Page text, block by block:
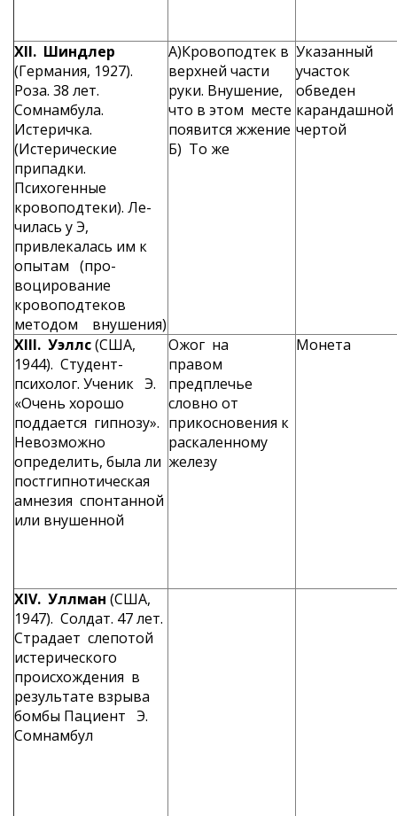
XII. Шиндлер
(Германия, 1927).
Роза. 38 лет.
Сомнамбула.
Истеричка.
(Истерические
припадки.
Психогенные
кровоподтеки). Ле­
чилась у Э,
привлека­лась им к
опытам (про­
воцирование
кровоподте­ков
методом внушения)
А)Кровоподтек в
верхней части
руки. Внушение,
что в этом месте
появится жжение
Б) То же
Указанный
участок
обведен
карандашной
чертой
XIII. Уэллс(США,
1944). Студент-
психолог. Уче­ник Э.
«Очень хорошо
поддается гипнозу».
Невозможно
определить, была ли
постгипнотиче­ская
амнезия спонтанной
или внушенной
Ожог на
правом
предплечье
словно от
прикос­новения к
раска­ленному
железу
Монета
XIV. Уллман (США,
1947). Солдат. 47 лет.
Стра­дает слепотой
истериче­ского
происхождения в
результате взрыва
бомбы Пациент Э.
Сомнамбул